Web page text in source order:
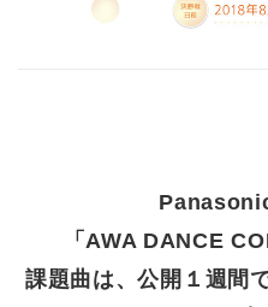
「AWA DANCE
課題曲は、公開１週間